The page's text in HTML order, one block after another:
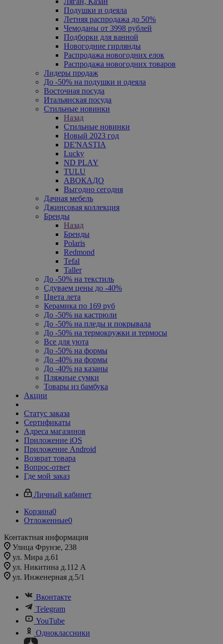
Подушки и одеяла
Летняя распродажа до 50%
Чемоданы от 3998 рублей
Подборки для ванной
Новогодние гирлянды
Распродажа новогодних елок
Распродажа новогодних товаров
Лидеры продаж
До -50% на подушки и одеяла
Восточная посуда
Итальянская посуда
Стильные новинки
Назад
Стильные новинки
Новый 2023 год
DE'NASTIA
Lucky
ND PLAY
TULU
АВОКАДО
Выгодно сегодня
Дачная мебель
Джинсовая коллекция
Бренды
Назад
Бренды
Polaris
Redmond
Tefal
Taller
До -50% на текстиль
Сдуваем цены до -40%
Цвета лета
Керамика по 169 руб
До -50% на кастрюли
До -50% на пледы и покрывала
До -50% на термокружки и термосы
Все для уюта
До -50% на формы
До -40% на формы
До -40% на казаны
Пляжные сумки
Товары из бамбука
Акции
Статус заказа
Сертификаты
Адреса магазинов
Приложение iOS
Приложение Android
Возврат товара
Вопрос-ответ
Где мой заказ
Личный кабинет
Корзина0
Отложенные0
Контактная информация
Улица Фрунзе, 238​
ул. Мира д.61
ул. Никитина д.112 А
ул. Инженерная д.5/1
Вконтакте
Telegram
YouTube
Одноклассники